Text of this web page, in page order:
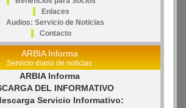
Enlaces
Audios: Servicio de Noticias
Contacto
ARBIA Informa
Servicio diario de noticias
ARBIA Informa
DEL INFORMATIVO
Servicio Informativo: